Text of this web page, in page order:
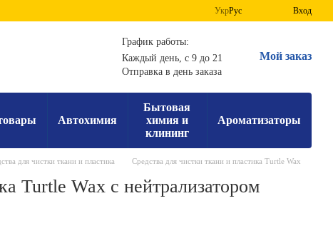
УкрРус Вход
График работы:
Каждый день, с 9 до 21
Отправка в день заказа
Мой заказ
Автохимия
Бытовая
химия и
клининг
Ароматизаторы
для чистки ткани и пластика Средства для чистки ткани и пластика Turtle Wax
Turtle Wax с нейтрализатором